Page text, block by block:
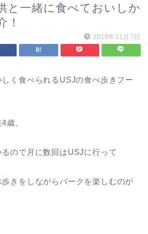
と一緒に食べておいしか
！
2018年11月7日
く食べられるUSJの食べ歩きフー
歳、
ので月に数回はUSJに行って
きをしながらパークを楽しむのが